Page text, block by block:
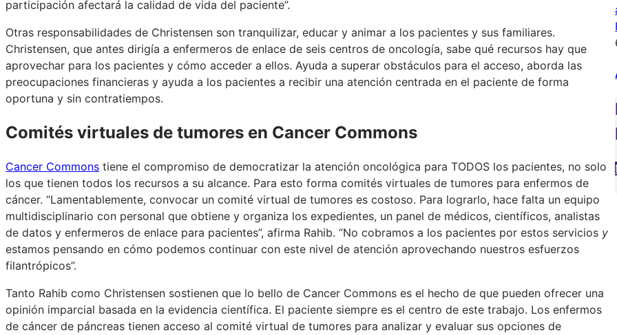
participación afectará la calidad de vida del paciente”.
Otras responsabilidades de Christensen son tranquilizar, educar y animar a los pacientes y sus familiares.
Christensen, que antes dirigía a enfermeros de enlace de seis centros de oncología, sabe qué recursos hay que
aprovechar para los pacientes y cómo acceder a ellos. Ayuda a superar obstáculos para el acceso, aborda las
preocupaciones financieras y ayuda a los pacientes a recibir una atención centrada en el paciente de forma
oportuna y sin contratiempos.
Comités virtuales de tumores en Cancer Commons
Cancer Commons tiene el compromiso de democratizar la atención oncológica para TODOS los pacientes, no solo
los que tienen todos los recursos a su alcance. Para esto forma comités virtuales de tumores para enfermos de
cáncer. “Lamentablemente, convocar un comité virtual de tumores es costoso. Para lograrlo, hace falta un equipo
multidisciplinario con personal que obtiene y organiza los expedientes, un panel de médicos, científicos, analistas
de datos y enfermeros de enlace para pacientes”, afirma Rahib. “No cobramos a los pacientes por estos servicios y
estamos pensando en cómo podemos continuar con este nivel de atención aprovechando nuestros esfuerzos
filantrópicos”.
Tanto Rahib como Christensen sostienen que lo bello de Cancer Commons es el hecho de que pueden ofrecer una
opinión imparcial basada en la evidencia científica. El paciente siempre es el centro de este trabajo. Los enfermos
de cáncer de páncreas tienen acceso al comité virtual de tumores para analizar y evaluar sus opciones de